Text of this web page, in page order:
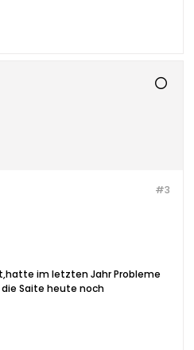
#3
im letzten Jahr Probleme
Saite heute noch